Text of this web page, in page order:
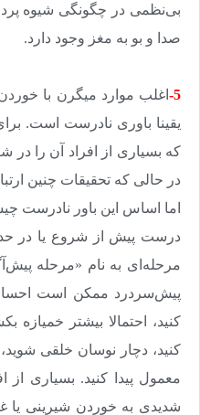
بی‌نظمی در چگونگی شیوه
صدا و بو به مغز وجود دارد.
5- اغلب موارد میگرن با
یقینا باوری نادرست است.
که بسیاری از افراد آن را
در حالی که تحقیقات چنین
اما اساس این باور نادرست
درست پیش از شروع یا در
مرحله‌ای به نام «مرحله
پیش‌سردرد ممکن است
کنید، احتمالا بیشتر
کنید، دچار نوسان خلقی
معمول پیدا کنید. بسیاری از
شدیدی به خوردن شیرینی یا